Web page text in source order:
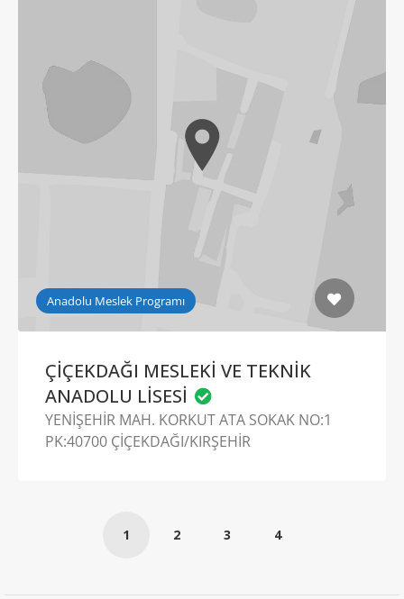
Anadolu Meslek Programı
ÇİÇEKDAĞI MESLEKİ VE TEKNİK
ANADOLU LİSESİ
YENİŞEHİR MAH. KORKUT ATA SOKAK NO:1
PK:40700 ÇİÇEKDAĞI/KIRŞEHİR
1 2 3 4